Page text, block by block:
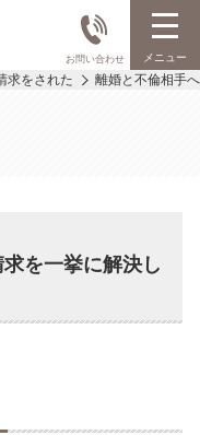
お問い合わせ メニュー
求をされた 離婚と不倫相手
を一挙に解決し